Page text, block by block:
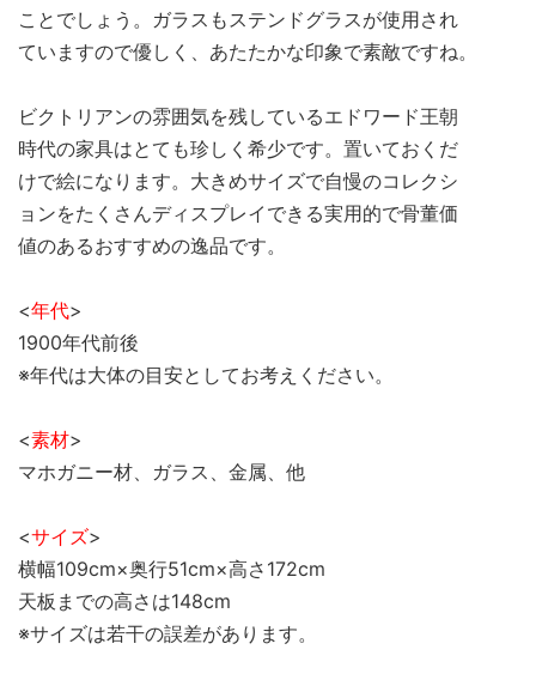
ことでしょう。ガラスもステンドグラスが使用され
ていますので優しく、あたたかな印象で素敵ですね。
ビクトリアンの雰囲気を残しているエドワード王朝
時代の家具はとても珍しく希少です。置いておくだ
けで絵になります。大きめサイズで自慢のコレクシ
ョンをたくさんディスプレイできる実用的で骨董価
値のあるおすすめの逸品です。
<年代>
1900年代前後
※年代は大体の目安としてお考えください。
<素材>
マホガニー材、ガラス、金属、他
<サイズ>
横幅109cm×奥行51cm×高さ172cm
天板までの高さは148cm
※サイズは若干の誤差があります。